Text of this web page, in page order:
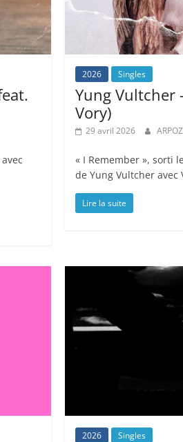
2026 Singles
Yung Vultcher
Vory)
29 avril 2026 ARPOZ
« I Remember », sorti
de Yung Vultcher
Lire la suite
2026 Singles